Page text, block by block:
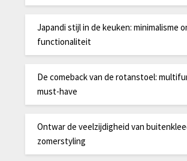
Japandi stijl in de keuken: minimalisme
functionaliteit
De comeback van de rotanstoel:
must-have
Ontwar de veelzijdigheid van
zomerstyling